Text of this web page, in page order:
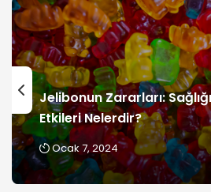
Jelibonun Zararları:
Etkileri Nelerdir?
Ocak 7, 2024